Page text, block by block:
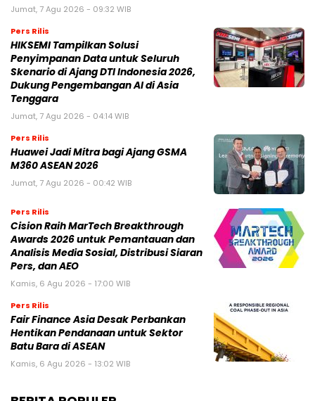
Jumat, 7 Agu 2026 - 09:32 WIB
Pers Rilis
HIKSEMI Tampilkan Solusi
Penyimpanan Data untuk Seluruh
Skenario di Ajang DTI Indonesia 2026,
Dukung Pengembangan AI di Asia
Tenggara
Jumat, 7 Agu 2026 - 04:14 WIB
Pers Rilis
Huawei Jadi Mitra bagi Ajang GSMA
M360 ASEAN 2026
Jumat, 7 Agu 2026 - 00:42 WIB
Pers Rilis
Cision Raih MarTech Breakthrough
Awards 2026 untuk Pemantauan dan
Analisis Media Sosial, Distribusi Siaran
Pers, dan AEO
Kamis, 6 Agu 2026 - 17:00 WIB
Pers Rilis
Fair Finance Asia Desak Perbankan
Hentikan Pendanaan untuk Sektor
Batu Bara di ASEAN
Kamis, 6 Agu 2026 - 13:02 WIB